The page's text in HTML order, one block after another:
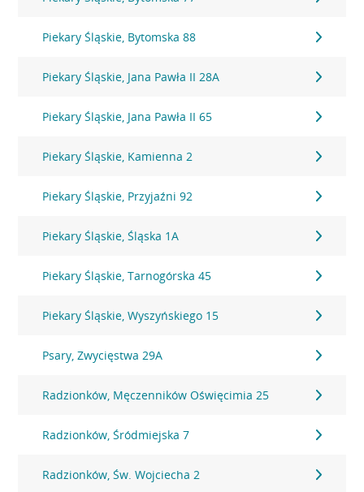
Piekary Śląskie, Bytomska 88
Piekary Śląskie, Jana Pawła II 28A
Piekary Śląskie, Jana Pawła II 65
Piekary Śląskie, Kamienna 2
Piekary Śląskie, Przyjaźni 92
Piekary Śląskie, Śląska 1A
Piekary Śląskie, Tarnogórska 45
Piekary Śląskie, Wyszyńskiego 15
Psary, Zwycięstwa 29A
Radzionków, Męczenników Oświęcimia 25
Radzionków, Śródmiejska 7
Radzionków, Św. Wojciecha 2